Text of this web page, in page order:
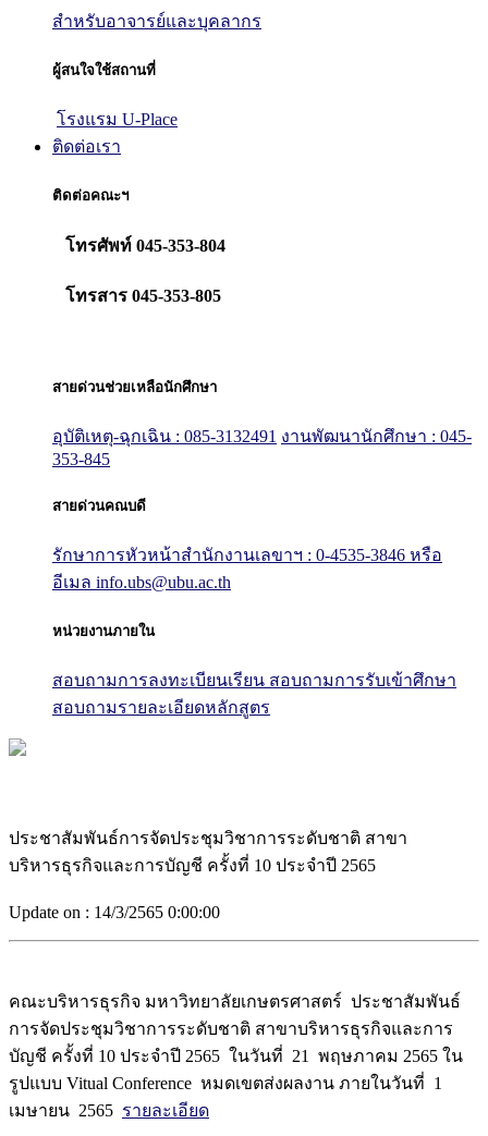
สำหรับอาจารย์และบุคลากร
ผู้สนใจใช้สถานที่
โรงแรม U-Place
ติดต่อเรา
ติดต่อคณะฯ
โทรศัพท์ 045-353-804
โทรสาร 045-353-805
สายด่วนช่วยเหลือนักศึกษา
อุบัติเหตุ-ฉุกเฉิน : 085-3132491 งานพัฒนานักศึกษา : 045-
353-845
สายด่วนคณบดี
รักษาการหัวหน้าสำนักงานเลขาฯ : 0-4535-3846 หรือ
อีเมล info.ubs@ubu.ac.th
หน่วยงานภายใน
สอบถามการลงทะเบียนเรียน สอบถามการรับเข้าศึกษา
สอบถามรายละเอียดหลักสูตร
ประชาสัมพันธ์การจัดประชุมวิชาการระดับชาติ สาขา
บริหารธุรกิจและการบัญชี ครั้งที่ 10 ประจำปี 2565
Update on : 14/3/2565 0:00:00
คณะบริหารธุรกิจ มหาวิทยาลัยเกษตรศาสตร์ ประชาสัมพันธ์
การจัดประชุมวิชาการระดับชาติ สาขาบริหารธุรกิจและการ
บัญชี ครั้งที่ 10 ประจำปี 2565 ในวันที่ 21 พฤษภาคม 2565 ใน
รูปแบบ Vitual Conference หมดเขตส่งผลงาน ภายในวันที่ 1
เมษายน 2565 รายละเอียด